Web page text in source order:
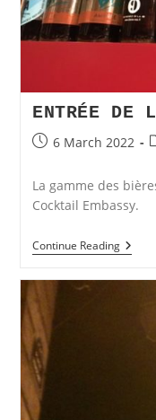
ENTRÉE DE
Post6 March 2022
La gamme des
Cocktail Embassy.
Continue ReadingEntrée
De